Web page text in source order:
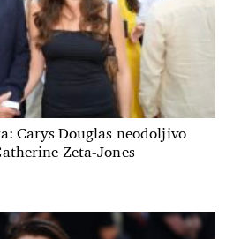
Carys Douglas neodoljivo
Zeta-Jones